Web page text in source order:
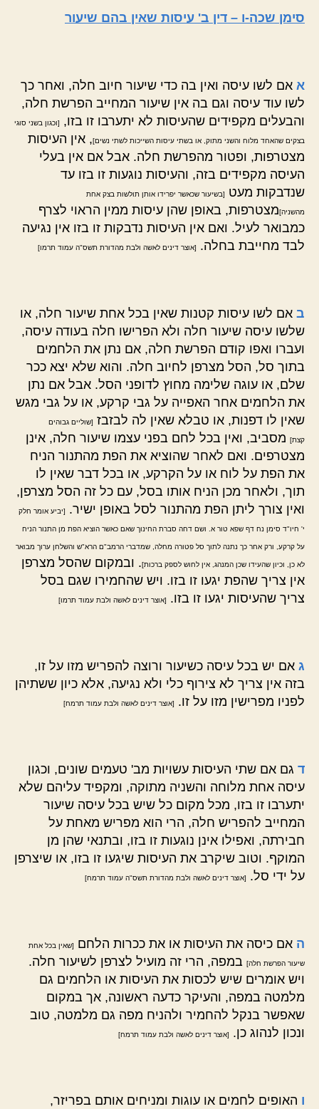
סימן שכה-ו – דין ב' עיסות שאין בהם שיעור
א אם לשו עיסה ואין בה כדי שיעור חיוב חלה, ואחר כך
לשו עוד עיסה וגם בה אין שיעור המחייב הפרשת חלה,
והבעלים מקפידים שהעיסות לא יתערבו זו בזו,
[וכגון בשני סוגי
בצקים שהאחד מלוח והשני מתוק, או בשתי עיסות השייכות לשתי נשים], אין העיסות
מצטרפות, ופטור מהפרשת חלה. אבל אם אין בעלי
העיסה מקפידים בזה, והעיסות נוגעות זו בזו עד
שנדבקות מעט
[בשיעור שכאשר יפרידו אותן תולשות בצק אחת
מהשניה]מצטרפות, באופן שהן עיסות ממין הראוי לצרף
כמבואר לעיל. ואם אין העיסות נדבקות זו בזו אין נגיעה
לבד מחייבת בחלה.
[אוצר דינים לאשה ולבת מהדורת תשס"ה עמוד תרמו]
ב אם לשו עיסות קטנות שאין בכל אחת שיעור חלה, או
שלשו עיסה שיעור חלה ולא הפרישו חלה בעודה עיסה,
ועברו ואפו קודם הפרשת חלה, אם נתן את הלחמים
בתוך סל, הסל מצרפן לחיוב חלה. והוא שלא יצא ככר
שלם, או עוגה שלימה מחוץ לדופני הסל. אבל אם נתן
את הלחמים אחר האפייה על גבי קרקע, או על גבי מגש
שאין לו דפנות, או טבלא שאין לה לבזבז [שוליים גבוהים
קצת] מסביב, ואין בכל לחם בפני עצמו שיעור חלה, אינן
מצטרפים. ואם לאחר שהוציא את הפת מהתנור הניח
את הפת על לוח או על הקרקע, או בכל דבר שאין לו
תוך, ולאחר מכן הניח אותו בסל, עם כל זה הסל מצרפן,
ואין צורך ליתן הפת מהתנור לסל באופן ישיר.
[יביע אומר חלק
י' חיו"ד סימן נח דף שפא טור א. ושם דחה סברת החינוך שאם כאשר הוציא הפת מן התנור הניח
על קרקע, ורק אחר כך נתנה לתוך סל פטורה מחלה, שמדברי הרמב"ם הרא"ש והשלחן ערוך מבואר
לא כן, וכיון שהעידו שכן המנהג, אין לחוש לספק ברכות]. ובמקום שהסל מצרפן
אין צריך שהפת יגעו זו בזו. ויש שהחמירו שגם בסל
צריך שהעיסות יגעו זו בזו.
[אוצר דינים לאשה ולבת עמוד תרמו]
ג אם יש בכל עיסה כשיעור ורוצה להפריש מזו על זו,
בזה אין צריך לא צירוף כלי ולא נגיעה, אלא כיון ששתיהן
לפניו מפרישין מזו על זו.
[אוצר דינים לאשה ולבת עמוד תרמח]
ד גם אם שתי העיסות עשויות מב' טעמים שונים, וכגון
עיסה אחת מלוחה והשניה מתוקה, ומקפיד עליהם שלא
יתערבו זו בזו, מכל מקום כל שיש בכל עיסה שיעור
המחייב להפריש חלה, הרי הוא מפריש מאחת על
חבירתה, ואפילו אינן נוגעות זו בזו, ובתנאי שהן מן
המוקף. וטוב שיקרב את העיסות שיגעו זו בזו, או שיצרפן
על ידי סל.
[אוצר דינים לאשה ולבת מהדורת תשס"ה עמוד תרמח]
ה אם כיסה את העיסות או את ככרות הלחם [שאין בכל אחת
שיעור הפרשת חלה] במפה, הרי זה מועיל לצרפן לשיעור חלה.
ויש אומרים שיש לכסות את העיסות או הלחמים גם
מלמטה במפה, והעיקר כדעה ראשונה, אך במקום
שאפשר בנקל להחמיר ולהניח מפה גם מלמטה, טוב
ונכון לנהוג כן.
[אוצר דינים לאשה ולבת עמוד תרמח]
ו האופים לחמים או עוגות ומניחים אותם בפריזר,